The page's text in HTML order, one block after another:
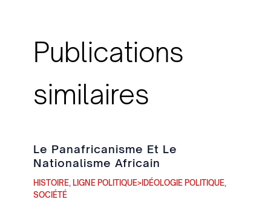
Publications
similaires
Le Panafricanisme Et Le
Nationalisme Africain
HISTOIRE, LIGNE POLITIQUE>IDÉOLOGIE POLITIQUE,
SOCIÉTÉ